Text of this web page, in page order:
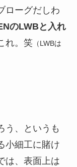
ローグだしわ
のLWBと入れ
れ。笑 （LWBは
う、というも
小細工に賭け
は、表面上は